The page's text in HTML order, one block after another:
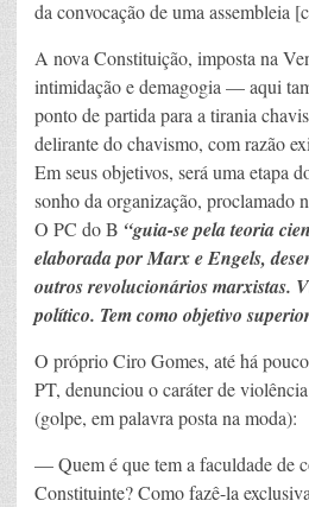
da convocação de uma assembleia
A nova Constituição, imposta na
intimidação e demagogia — aqui
ponto de partida para a tirania
delirante do chavismo, com razão
Em seus objetivos, será uma etapa
sonho da organização, proclamado
O PC do B “guia-se pela teoria
elaborada por Marx e Engels,
outros revolucionários marxistas.
político. Tem como objetivo
O próprio Ciro Gomes, até há
PT, denunciou o caráter de
(golpe, em palavra posta na moda):
— Quem é que tem a faculdade de
Constituinte? Como fazê-la